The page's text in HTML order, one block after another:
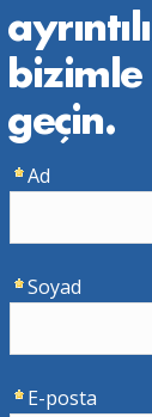
geçin.